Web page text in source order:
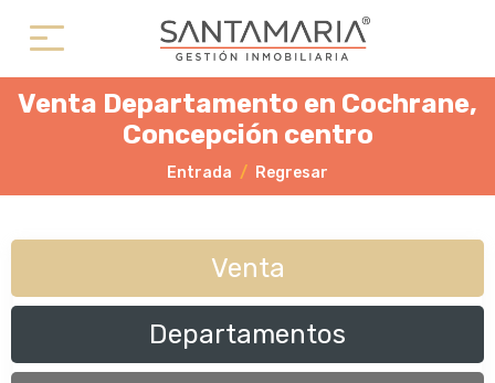
Venta Departamento en Cochrane,
Concepción centro
Entrada Regresar
Venta
Departamentos